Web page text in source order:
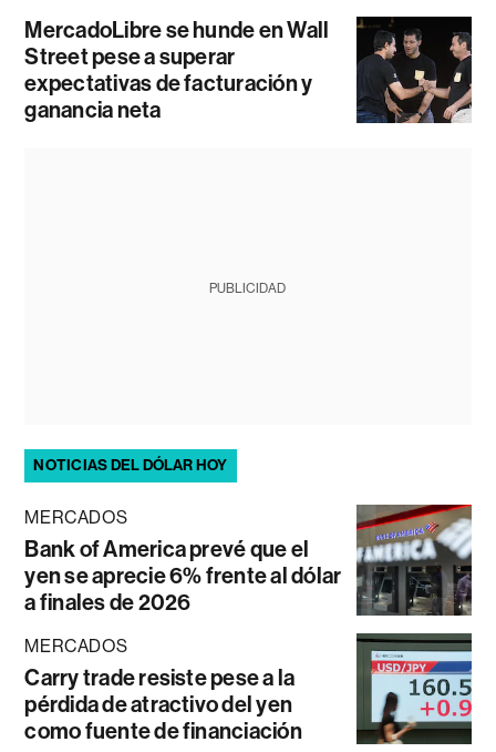
MercadoLibre se hunde en Wall
Street pese a superar
expectativas de facturación y
ganancia neta
PUBLICIDAD
NOTICIAS DEL DÓLAR HOY
MERCADOS
Bank of America prevé que el
yen se aprecie 6% frente al dólar
a finales de 2026
MERCADOS
Carry trade resiste pese a la
pérdida de atractivo del yen
como fuente de financiación